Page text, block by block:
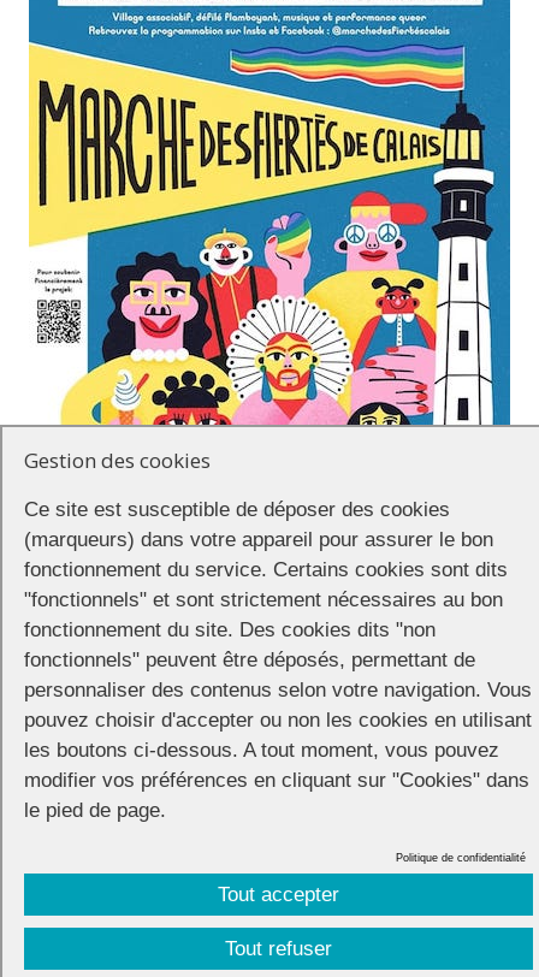
Cette année,le dimanche 18 juin, aura lieu la toute première Marche
des Fiertés de Calais organisée par le collectif Marche des Fiertés de
Calais et le Collectif Féministe Calais. Cette manifestation a pour
but« de célébrer et visibiliser de manière festive les droits des
personnes LGBT+ ». Rendez-vous à 14h30 au théâtre où se dresse
un village d’associations LGBT+, et d’où partira la manifestation.
© 2026 |Mentions légales
Gestion des cookies
Ce site est susceptible de déposer des cookies
(marqueurs) dans votre appareil pour assurer le bon
fonctionnement du service. Certains cookies sont dits
"fonctionnels" et sont strictement nécessaires au bon
fonctionnement du site. Des cookies dits "non
fonctionnels" peuvent être déposés, permettant de
personnaliser des contenus selon votre navigation. Vous
pouvez choisir d'accepter ou non les cookies en utilisant
les boutons ci-dessous. A tout moment, vous pouvez
modifier vos préférences en cliquant sur "Cookies" dans
le pied de page.
Tout accepter
Tout refuser
Politique de confidentialité